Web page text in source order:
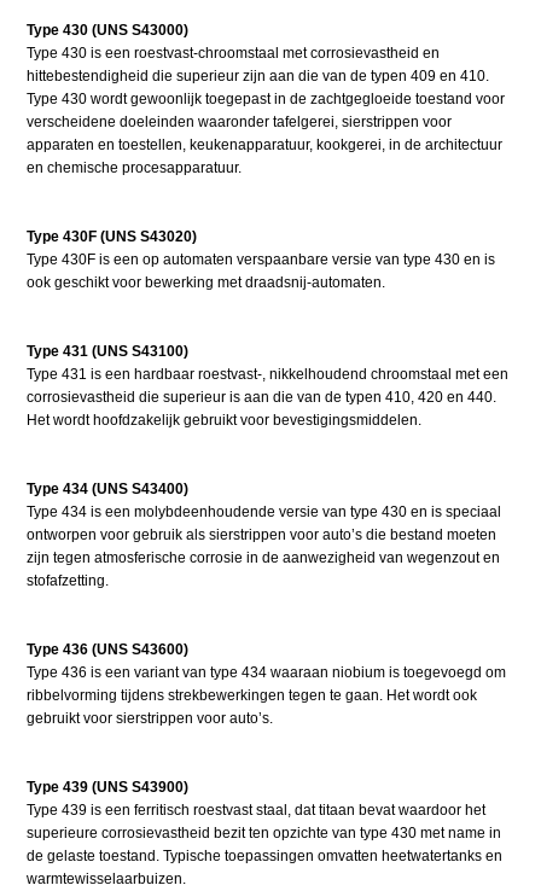
Type 430 (UNS S43000)
Type 430 is een roestvast-chroomstaal met corrosievastheid en
hittebestendigheid die superieur zijn aan die van de typen 409 en 410.
Type 430 wordt gewoonlijk toegepast in de zachtgegloeide toestand voor
verscheidene doeleinden waaronder tafelgerei, sierstrippen voor
apparaten en toestellen, keukenapparatuur, kookgerei, in de architectuur
en chemische procesapparatuur.
Type 430F (UNS S43020)
Type 430F is een op automaten verspaanbare versie van type 430 en is
ook geschikt voor bewerking met draadsnij-automaten.
Type 431 (UNS S43100)
Type 431 is een hardbaar roestvast-, nikkelhoudend chroomstaal met een
corrosievastheid die superieur is aan die van de typen 410, 420 en 440.
Het wordt hoofdzakelijk gebruikt voor bevestigingsmiddelen.
Type 434 (UNS S43400)
Type 434 is een molybdeenhoudende versie van type 430 en is speciaal
ontworpen voor gebruik als sierstrippen voor auto’s die bestand moeten
zijn tegen atmosferische corrosie in de aanwezigheid van wegenzout en
stofafzetting.
Type 436 (UNS S43600)
Type 436 is een variant van type 434 waaraan niobium is toegevoegd om
ribbelvorming tijdens strekbewerkingen tegen te gaan. Het wordt ook
gebruikt voor sierstrippen voor auto’s.
Type 439 (UNS S43900)
Type 439 is een ferritisch roestvast staal, dat titaan bevat waardoor het
superieure corrosievastheid bezit ten opzichte van type 430 met name in
de gelaste toestand. Typische toepassingen omvatten heetwatertanks en
warmtewisselaarbuizen.